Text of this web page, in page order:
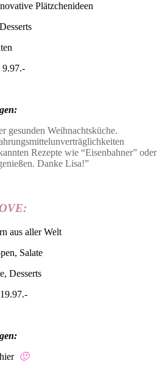
Plätzchenideen
9.97.-
gesunden Weihnachtsküche.
Rezepte wie “Eisenbahner” oder
Danke Lisa!”
aus aller Welt
Salate
Desserts
🙂